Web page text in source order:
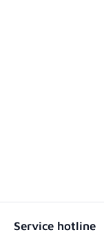
Service hotline